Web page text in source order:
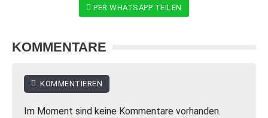
PER WHATSAPP TEILEN
KOMMENTARE
KOMMENTIEREN
Im Moment sind keine Kommentare vorhanden.